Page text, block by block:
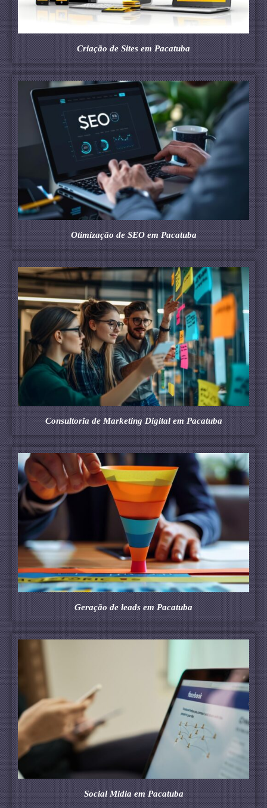
Criação de Sites em Pacatuba
Otimização de SEO em Pacatuba
Consultoria de Marketing Digital em Pacatuba
Geração de leads em Pacatuba
Social Midia em Pacatuba